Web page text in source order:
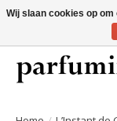
750+ Geuren | Gratis
Wij slaan cookies op